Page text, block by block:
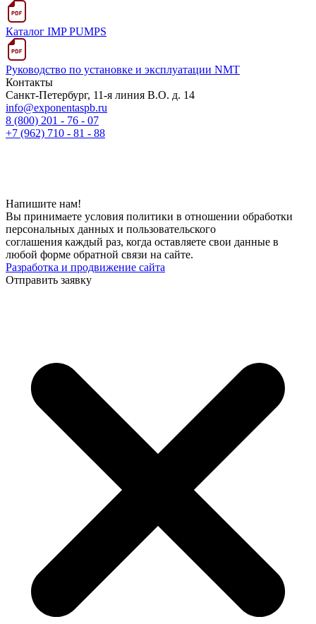
Каталог IMP PUMPS
Руководство по установке и эксплуатации NMT
Контакты
Санкт-Петербург, 11-я линия В.О. д. 14
info@exponentaspb.ru
8 (800) 201 - 76 - 07
+7 (962) 710 - 81 - 88
Напишите нам!
Вы принимаете условия политики в отношении обработки
персональных данных и пользовательского
соглашения каждый раз, когда оставляете свои данные в
любой форме обратной связи на сайте.
Разработка и продвижение сайта
Отправить заявку